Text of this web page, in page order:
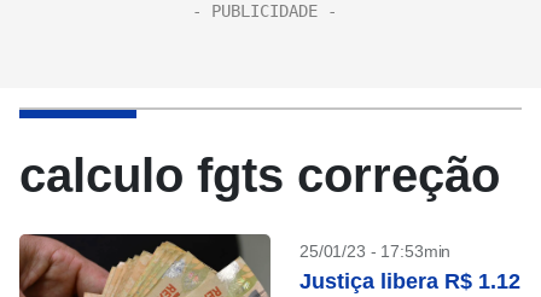
calculo fgts correção
25/01/23 - 17:53min
Justiça libera R$ 1.12